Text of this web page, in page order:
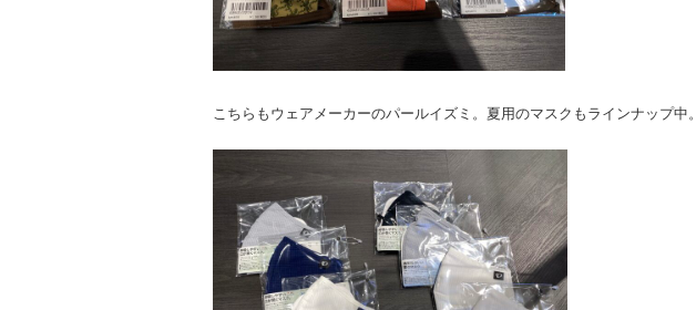
こちらもウェアメーカーのパールイズミ。夏用のマスクもラインナップ中。